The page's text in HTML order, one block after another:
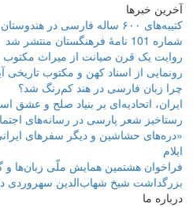
آخرین خبرها
کتیبه‌های ۶۰۰ ساله فارسی در هندوستان
شماره 101 نامۀ فرهنگستان منتشر شد
روایت یک قرن صیانت از میراث مکتوب
رونمایی از اسناد کهن و مکتوب
چرا زبان فارسی در هند کم‌رنگ شد؟
ایران، اتحادیه‌ای بر بنیاد صلح و عشق
رستاخیز شعر پارسی در رسانه‌های
«دره‌های حشاشین و دیگر سفرهای
ایلام
فراخوان هشتمین همایش ملّی زبان‌ها و
بزرگداشت شیخ شهاب‌الدین سهروردی
درباره ما